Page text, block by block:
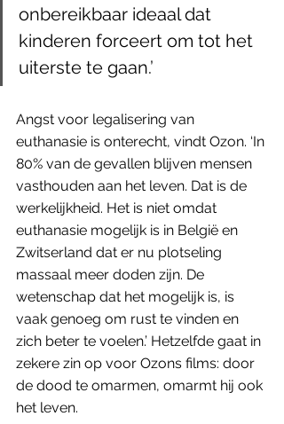
onbereikbaar ideaal dat
kinderen forceert om tot het
uiterste te gaan.’
Angst voor legalisering van
euthanasie is onterecht, vindt Ozon. ‘In
80% van de gevallen blijven mensen
vasthouden aan het leven. Dat is de
werkelijkheid. Het is niet omdat
euthanasie mogelijk is in België en
Zwitserland dat er nu plotseling
massaal meer doden zijn. De
wetenschap dat het mogelijk is, is
vaak genoeg om rust te vinden en
zich beter te voelen.’ Hetzelfde gaat in
zekere zin op voor Ozons films: door
de dood te omarmen, omarmt hij ook
het leven.